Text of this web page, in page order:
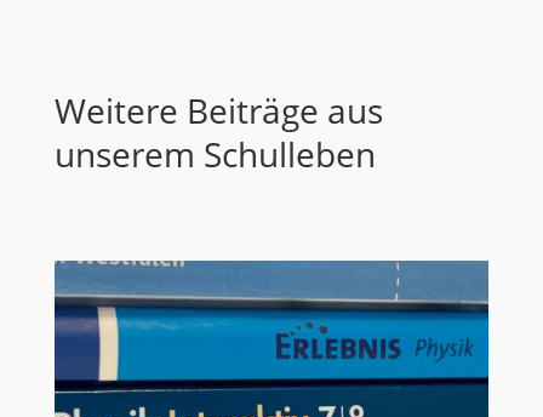
Weitere Beiträge aus
unserem Schulleben